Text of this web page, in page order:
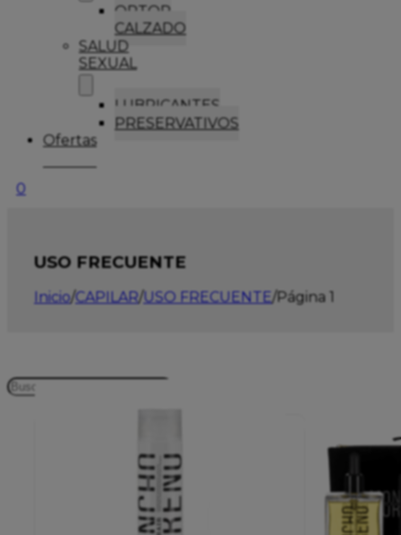
ORTOP
CALZADO
SALUD
SEXUAL
LUBRICANTES
PRESERVATIVOS
Ofertas
0
USO FRECUENTE
Inicio/CAPILAR/USO FRECUENTE/Página 1